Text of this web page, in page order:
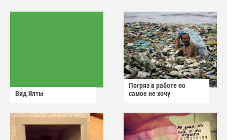
Вид Ялты
Погряз в работе по
самое не хочу